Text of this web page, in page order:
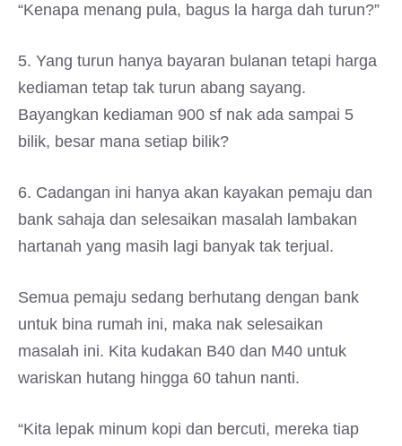
“Kenapa menang pula, bagus la harga dah turun?”
5. Yang turun hanya bayaran bulanan tetapi harga
kediaman tetap tak turun abang sayang.
Bayangkan kediaman 900 sf nak ada sampai 5
bilik, besar mana setiap bilik?
6. Cadangan ini hanya akan kayakan pemaju dan
bank sahaja dan selesaikan masalah lambakan
hartanah yang masih lagi banyak tak terjual.
Semua pemaju sedang berhutang dengan bank
untuk bina rumah ini, maka nak selesaikan
masalah ini. Kita kudakan B40 dan M40 untuk
wariskan hutang hingga 60 tahun nanti.
“Kita lepak minum kopi dan bercuti, mereka tiap